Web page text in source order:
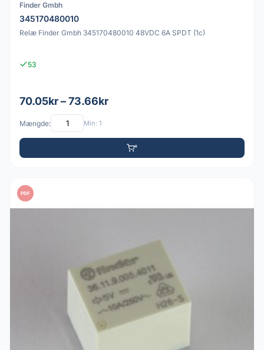
Finder Gmbh
345170480010
Relæ Finder Gmbh 345170480010 48VDC 6A SPDT (1c)
53
70.05kr – 73.66kr
Mængde: Min: 1
PDF